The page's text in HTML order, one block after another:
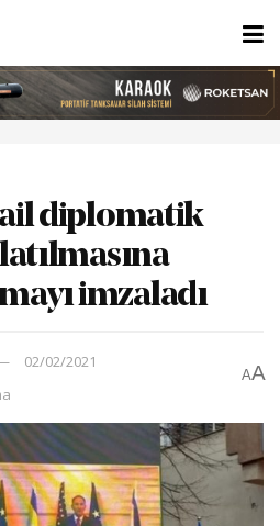
diplomatik
imzaladı
02/02/2021
AA